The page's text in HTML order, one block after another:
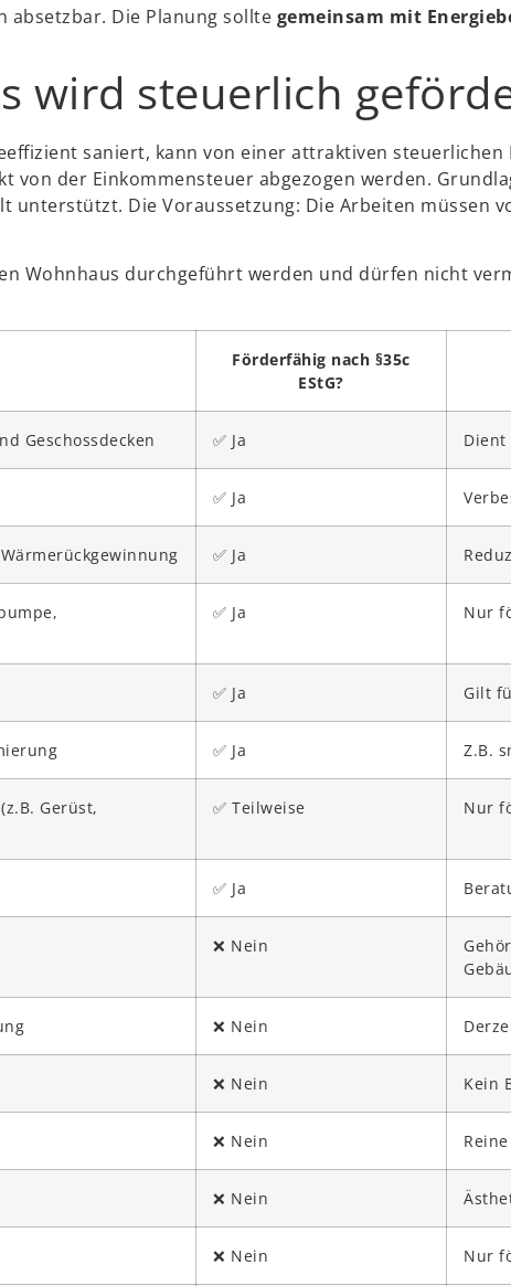
absetzbar. Die Planung sollte gemeinsam mit
wird steuerlich
saniert, kann von einer attraktiven
von der Einkommensteuer abgezogen werden.
unterstützt. Die Voraussetzung: Die Arbeiten
Wohnhaus durchgeführt werden und dürfen nicht
Förderfähig nach §35c
EStG?
Geschossdecken ✅ Ja Dient
✅ Ja
✅ Ja
✅ Ja Nur
✅ Ja Gilt
✅ Ja Z.B.
Gerüst,
✅ Teilweise Nur
✅ Ja
❌ Nein
❌ Nein
❌ Nein Kein
❌ Nein
❌ Nein
❌ Nein Nur